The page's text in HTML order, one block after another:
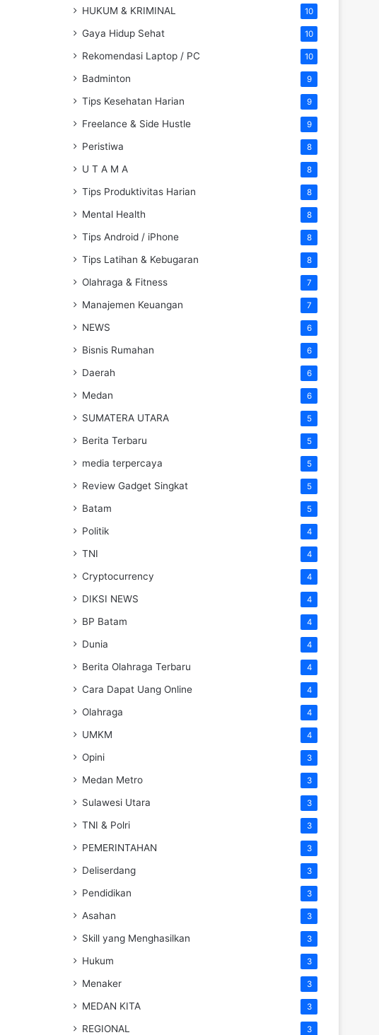
HUKUM & KRIMINAL 10
Gaya Hidup Sehat 10
Rekomendasi Laptop / PC 10
Badminton 9
Tips Kesehatan Harian 9
Freelance & Side Hustle 9
Peristiwa 8
U T A M A 8
Tips Produktivitas Harian 8
Mental Health 8
Tips Android / iPhone 8
Tips Latihan & Kebugaran 8
Olahraga & Fitness 7
Manajemen Keuangan 7
NEWS 6
Bisnis Rumahan 6
Daerah 6
Medan 6
SUMATERA UTARA 5
Berita Terbaru 5
media terpercaya 5
Review Gadget Singkat 5
Batam 5
Politik 4
TNI 4
Cryptocurrency 4
DIKSI NEWS 4
BP Batam 4
Dunia 4
Berita Olahraga Terbaru 4
Cara Dapat Uang Online 4
Olahraga 4
UMKM 4
Opini 3
Medan Metro 3
Sulawesi Utara 3
TNI & Polri 3
PEMERINTAHAN 3
Deliserdang 3
Pendidikan 3
Asahan 3
Skill yang Menghasilkan 3
Hukum 3
Menaker 3
MEDAN KITA 3
REGIONAL 3